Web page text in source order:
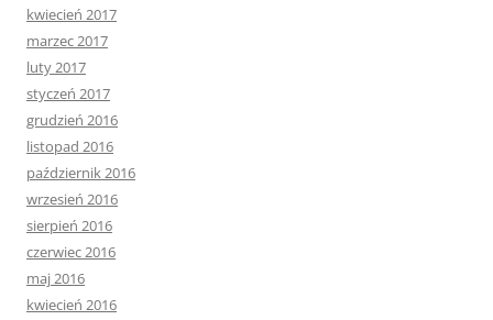
kwiecień 2017
marzec 2017
luty 2017
styczeń 2017
grudzień 2016
listopad 2016
październik 2016
wrzesień 2016
sierpień 2016
czerwiec 2016
maj 2016
kwiecień 2016